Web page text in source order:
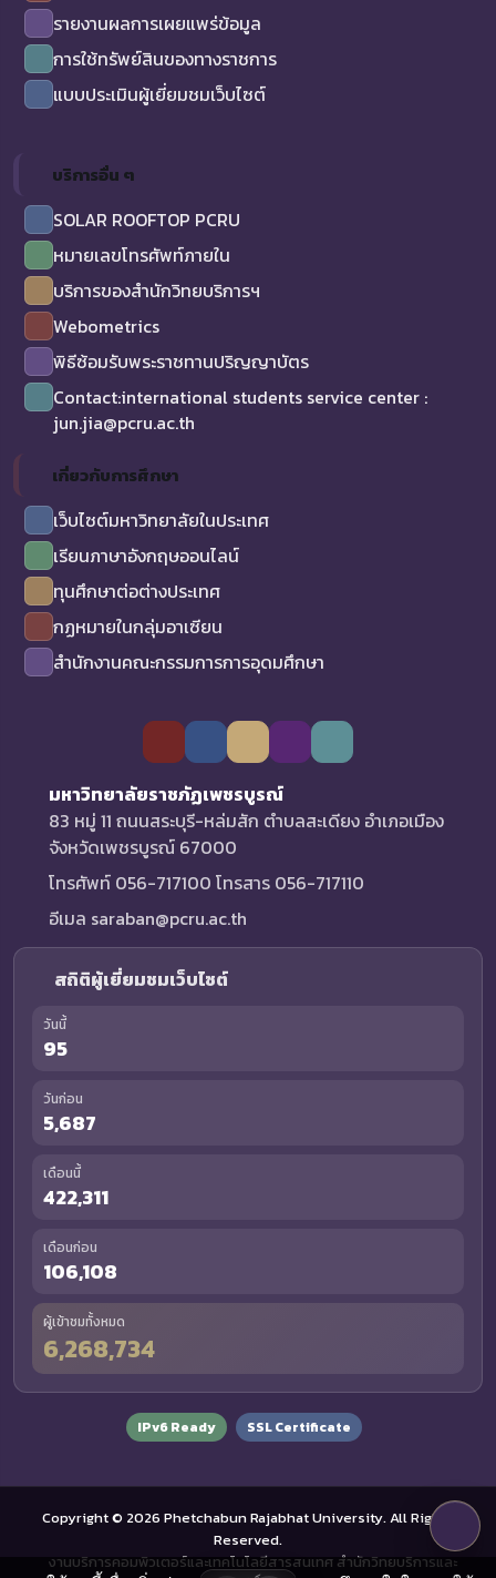
รายงานผลการเผยแพร่ข้อมูล
การใช้ทรัพย์สินของทางราชการ
แบบประเมินผู้เยี่ยมชมเว็บไซต์
บริการอื่น ๆ
SOLAR ROOFTOP PCRU
หมายเลขโทรศัพท์ภายใน
บริการของสำนักวิทยบริการฯ
Webometrics
พิธีซ้อมรับพระราชทานปริญญาบัตร
Contact:international students service center :
jun.jia@pcru.ac.th
เกี่ยวกับการศึกษา
เว็บไซต์มหาวิทยาลัยในประเทศ
เรียนภาษาอังกฤษออนไลน์
ทุนศึกษาต่อต่างประเทศ
กฏหมายในกลุ่มอาเซียน
สำนักงานคณะกรรมการการอุดมศึกษา
มหาวิทยาลัยราชภัฏเพชรบูรณ์
83 หมู่ 11 ถนนสระบุรี-หล่มสัก ตำบลสะเดียง อำเภอเมือง
จังหวัดเพชรบูรณ์ 67000
โทรศัพท์ 056-717100 โทรสาร 056-717110
อีเมล saraban@pcru.ac.th
สถิติผู้เยี่ยมชมเว็บไซต์
วันนี้
95
วันก่อน
5,687
เดือนนี้
422,311
เดือนก่อน
106,108
ผู้เข้าชมทั้งหมด
6,268,734
IPv6 Ready SSL Certificate
Copyright © 2026 Phetchabun Rajabhat University. All Rights
Reserved.
งานบริการคอมพิวเตอร์และเทคโนโลยีสารสนเทศ สำนักวิทยบริการและ